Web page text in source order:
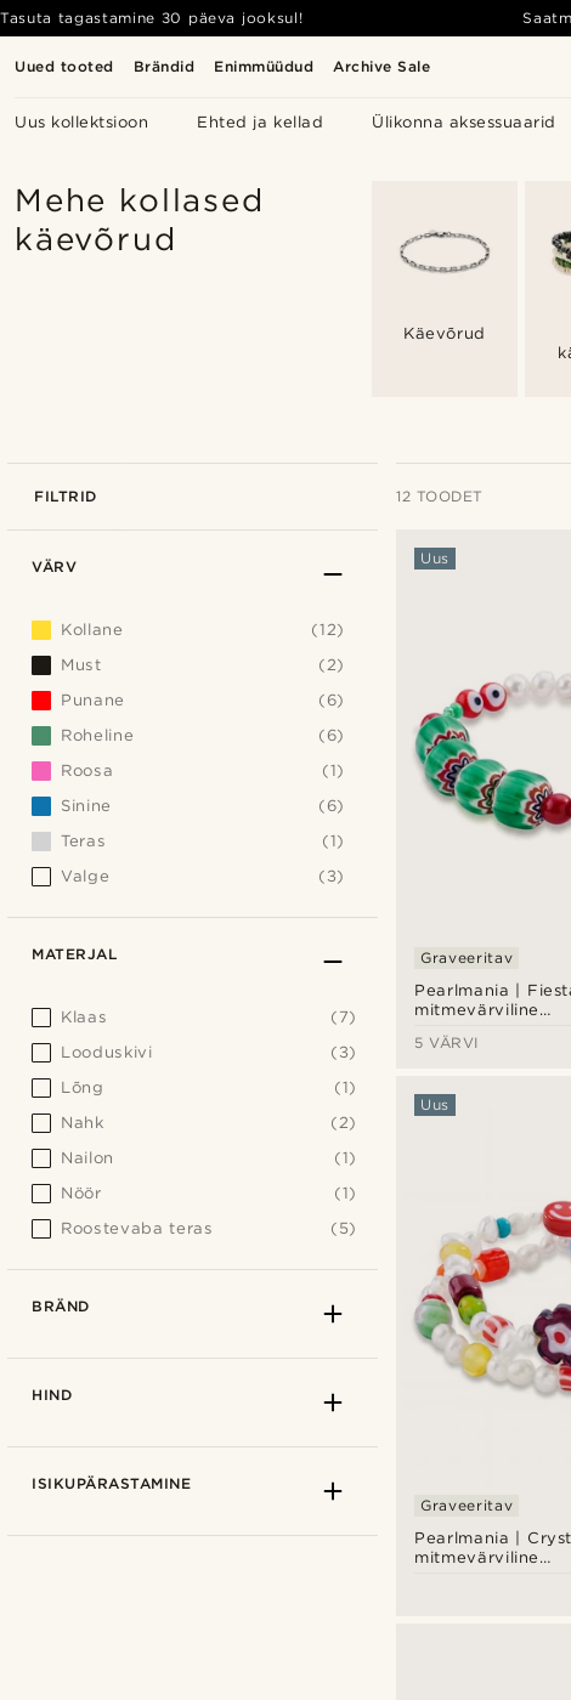
Uued tooted Brändid Enimmüüdud Archive Sale
Uus kollektsioon Ehted ja kellad Ülikonna aksessuaarid
Tasuta tagastamine 30 päeva jooksul!
Mehe kollased
käevõrud
Käevõrud
FILTRID 12 TOODET
Pearlmania |
mitmevärviline
Uus
Graveeritav
5 VÄRVI
Pearlmania |
mitmevärviline
Uus
Graveeritav
VÄRV
Kollane
(12)
Must
(2)
Punane
(6)
Roheline
(6)
Roosa
(1)
Sinine
(6)
Teras
(1)
Valge
(3)
MATERJAL
Klaas
(7)
Looduskivi
(3)
Lõng
(1)
Nahk
(2)
Nailon
(1)
Nöör
(1)
Roostevaba teras
(5)
BRÄND
HIND
ISIKUPÄRASTAMINE